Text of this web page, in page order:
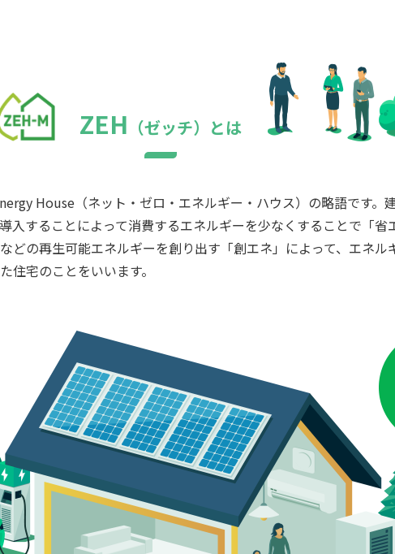
ZEH （ゼッチ）とは
House（ネット・ゼロ・エネルギー・ハウス）の略語です。
入することによって消費するエネルギーを少なくすることで「省
どの再生可能エネルギーを創り出す「創エネ」によって、エネル
住宅のことをいいます。